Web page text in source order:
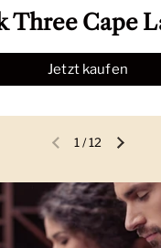
Three Cape
Jetzt kaufen
Vorherige Folie
1/12